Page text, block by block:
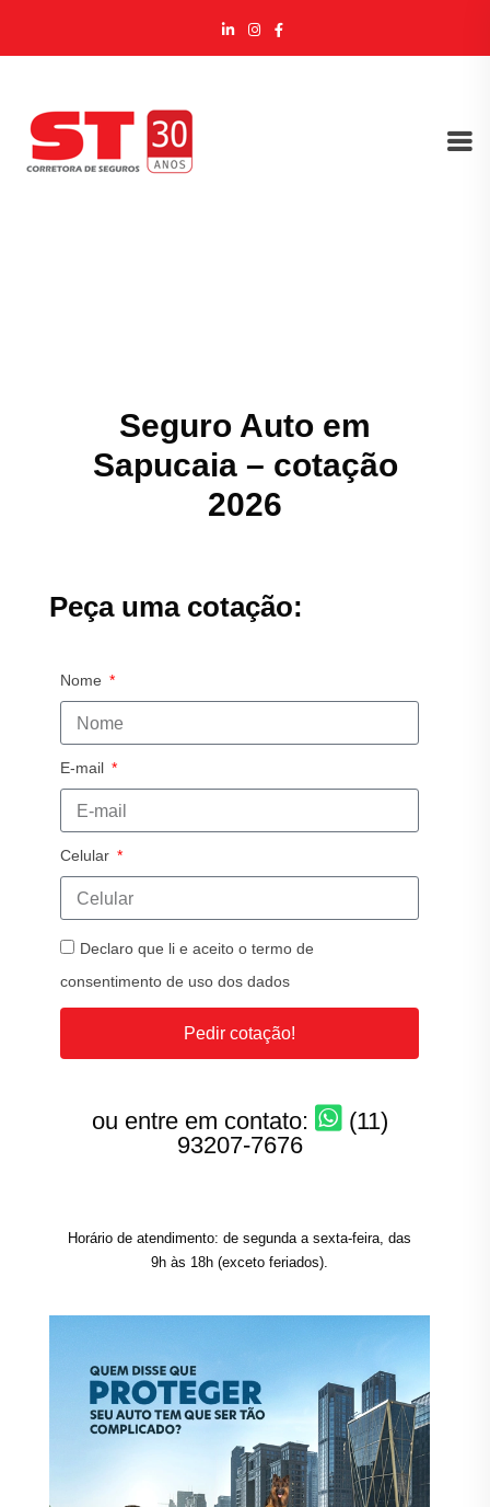
Seguro Auto em
Sapucaia – cotação
2026
Peça uma cotação:
Nome
E-mail
Celular
Declaro que li e aceito o termo de
consentimento de uso dos dados
Pedir cotação!
ou entre em contato:
(11)
93207-7676
Horário de atendimento: de segunda a sexta-feira, das
9h às 18h (exceto feriados).